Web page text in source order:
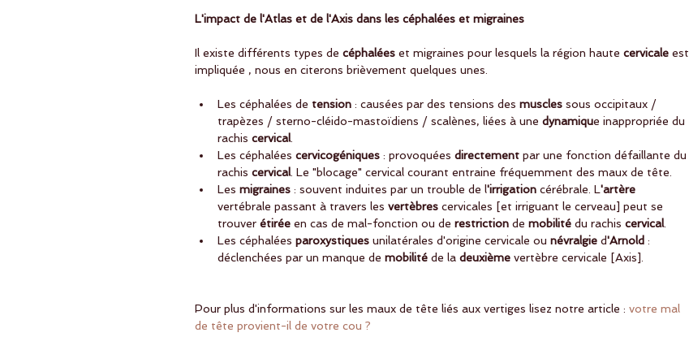
L'impact de l'Atlas et de l'Axis dans les céphalées et migraines
Il existe différents types de céphalées et migraines pour lesquels la région haute cervicale est
impliquée , nous en citerons brièvement quelques unes.
Les céphalées de tension : causées par des tensions des muscles sous occipitaux /
trapèzes / sterno-cléido-mastoïdiens / scalènes, liées à une dynamique inappropriée du
rachis cervical.
Les céphalées cervicogéniques : provoquées directement par une fonction défaillante du
rachis cervical. Le "blocage" cervical courant entraine fréquemment des maux de tête.
Les migraines : souvent induites par un trouble de l'irrigation cérébrale. L'artère
vertébrale passant à travers les vertèbres cervicales [et irriguant le cerveau] peut se
trouver étirée en cas de mal-fonction ou de restriction de mobilité du rachis cervical.
Les céphalées paroxystiques unilatérales d'origine cervicale ou névralgie d'Arnold :
déclenchées par un manque de mobilité de la deuxième vertèbre cervicale [Axis].
Pour plus d'informations sur les maux de tête liés aux vertiges lisez notre article : votre mal
de tête provient-il de votre cou ?